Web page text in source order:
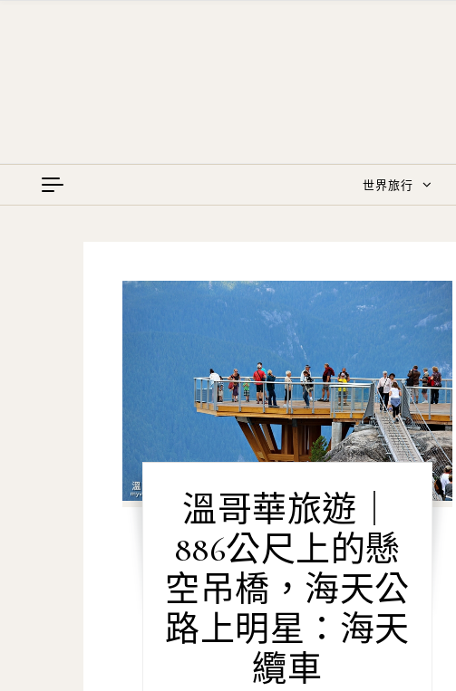
世界旅行
溫哥華旅遊｜
886公尺上的懸
空吊橋，海天公
路上明星：海天
纜車